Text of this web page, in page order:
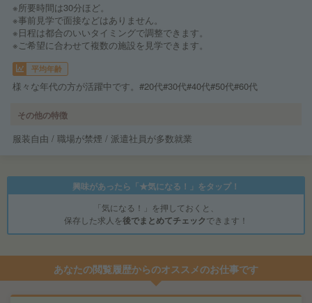
※所要時間は30分ほど。
※事前見学で面接などはありません。
※日程は都合のいいタイミングで調整できます。
※ご希望に合わせて複数の施設を見学できます。
平均年齢
様々な年代の方が活躍中です。#20代#30代#40代#50代#60代
その他の特徴
服装自由 / 職場が禁煙 / 派遣社員が多数就業
興味があったら「★気になる！」をタップ！
「気になる！」を押しておくと、
保存した求人を後でまとめてチェックできます！
あなたの閲覧履歴からのオススメのお仕事です